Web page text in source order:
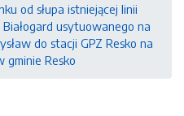
od słupa istniejącej linii
Białogard usytuowanego na
do stacji GPZ Resko na
gminie Resko